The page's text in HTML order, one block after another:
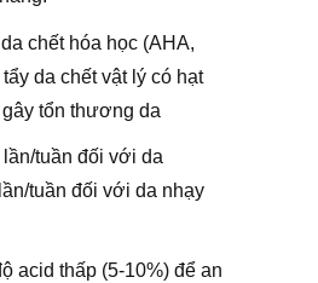
chết hóa học (AHA,
da chết vật lý có hạt
tổn thương da
tuần đối với da
tuần đối với da nhạy
acid thấp (5-10%) để an